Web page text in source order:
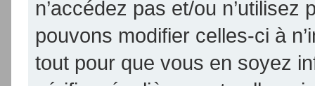
n’accédez pas et/ou
pouvons modifier celles-ci à
tout pour que vous en soyez